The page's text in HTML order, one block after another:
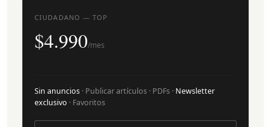
CIUDADANO — TOP
$4.990/mes
Sin anuncios · Publicar artículos · PDFs · Newsletter
exclusivo · Favoritos